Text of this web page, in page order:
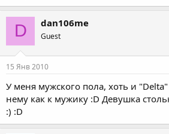
D dan106me
Guest
15 Янв 2010
У меня мужского пола, хоть и
нему как к мужику :D Девушка
:) :D